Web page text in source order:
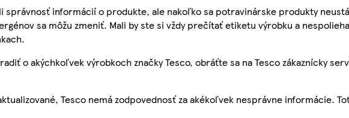
správnosť informácií o produkte, ale nakoľko sa potravinárske produkty
sa môžu zmeniť. Mali by ste si vždy prečítať etiketu výrobku a
o akýchkoľvek výrobkoch značky Tesco, obráťte sa na Tesco zákaznícky
Tesco nemá zodpovednosť za akékoľvek nesprávne informácie.